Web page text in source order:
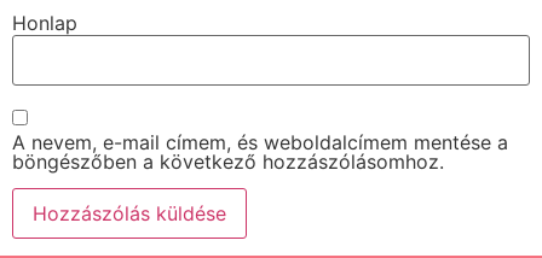
Honlap
A nevem, e-mail címem, és weboldalcímem mentése a
böngészőben a következő hozzászólásomhoz.